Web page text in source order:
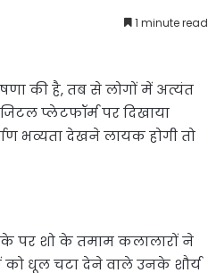
1 minute read
की है, तब से लोगों में अत्यंत
प्लेटफॉर्म पर दिखाया
भव्यता देखने लायक होगी तो
पर शो के तमाम कलालारों ने
को धूल चटा देने वाले उनके शौर्य